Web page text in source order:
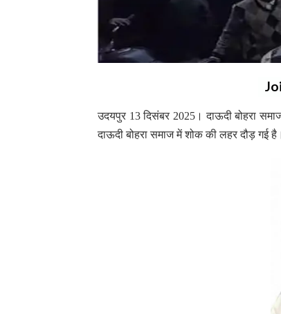
उदयपुर 13 दिसंबर 2025। दाऊदी बोहरा
दाऊदी बोहरा समाज में शोक की लहर दौड़ गई है।